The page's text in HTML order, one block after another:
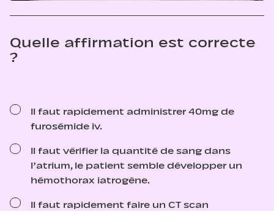
Quelle affirmation est correcte
?
Il faut rapidement administrer 40mg de
furosémide iv.
Il faut vérifier la quantité de sang dans
l’atrium, le patient semble développer un
hémothorax iatrogène.
Il faut rapidement faire un CT scan